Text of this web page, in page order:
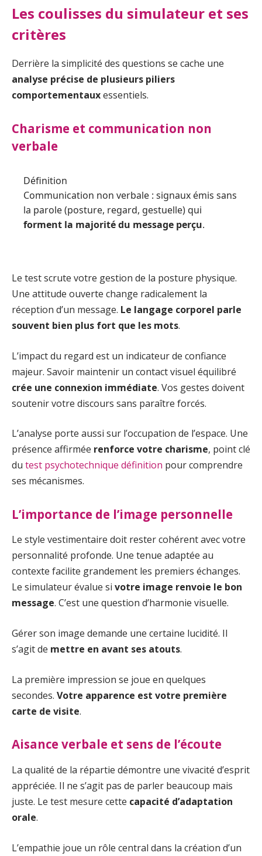
Les coulisses du simulateur et ses
critères
Derrière la simplicité des questions se cache une
analyse précise de plusieurs piliers
comportementauxessentiels.
Charisme et communication non
verbale
Définition
Communication non verbale : signaux émis sans
la parole (posture, regard, gestuelle) qui
forment la majorité du message perçu.
Le test scrute votre gestion de la posture physique.
Une attitude ouverte change radicalement la
réception d’un message. Le langage corporel parle
souvent bien plus fort que les mots.
L’impact du regard est un indicateur de confiance
majeur. Savoir maintenir un contact visuel équilibré
crée une connexion immédiate. Vos gestes doivent
soutenir votre discours sans paraître forcés.
L’analyse porte aussi sur l’occupation de l’espace. Une
présence affirmée renforce votre charisme, point clé
du test psychotechnique définition pour comprendre
ses mécanismes.
L’importance de l’image personnelle
Le style vestimentaire doit rester cohérent avec votre
personnalité profonde. Une tenue adaptée au
contexte facilite grandement les premiers échanges.
Le simulateur évalue si votre image renvoie le bon
message. C’est une question d’harmonie visuelle.
Gérer son image demande une certaine lucidité. Il
s’agit de mettre en avant ses atouts.
La première impression se joue en quelques
secondes. Votre apparence est votre première
carte de visite.
Aisance verbale et sens de l’écoute
La qualité de la répartie démontre une vivacité d’esprit
appréciée. Il ne s’agit pas de parler beaucoup mais
juste. Le test mesure cette capacité d’adaptation
orale.
L’empathie joue un rôle central dans la création d’un